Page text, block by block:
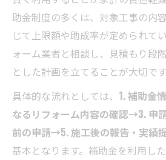
助金制度の多くは、対象工事の内
じて上限額や助成率が定められて
ォーム業者と相談し、見積もり段
とした計画を立てることが大切です
具体的な流れとしては、 1. 補助金
なるリフォーム内容の確認→3. 申
前の申請→5. 施工後の報告・実績
基本となります。補助金を利用し